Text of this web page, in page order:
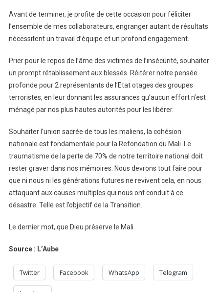
Avant de terminer, je profite de cette occasion pour féliciter
l’ensemble de mes collaborateurs, engranger autant de résultats
nécessitent un travail d’équipe et un profond engagement.
Prier pour le repos de l’âme des victimes de l’insécurité, souhaiter
un prompt rétablissement aux blessés. Réitérer notre pensée
profonde pour 2 représentants de l’Etat otages des groupes
terroristes, en leur donnant les assurances qu’aucun effort n’est
ménagé par nos plus hautes autorités pour les libérer.
Souhaiter l’union sacrée de tous les maliens, la cohésion
nationale est fondamentale pour la Refondation du Mali. Le
traumatisme de la perte de 70% de notre territoire national doit
rester graver dans nos mémoires. Nous devrons tout faire pour
que ni nous ni les générations futures ne revivent cela, en nous
attaquant aux causes multiples qui nous ont conduit à ce
désastre. Telle est l’objectif de la Transition.
Le dernier mot, que Dieu préserve le Mali.
Source : L’Aube
Twitter Facebook WhatsApp Telegram